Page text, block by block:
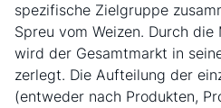
spezifische Zielgruppe
Spreu vom Weizen. Durch
wird der Gesamtmarkt in
zerlegt. Die Aufteilung der
(entweder nach Produkten,